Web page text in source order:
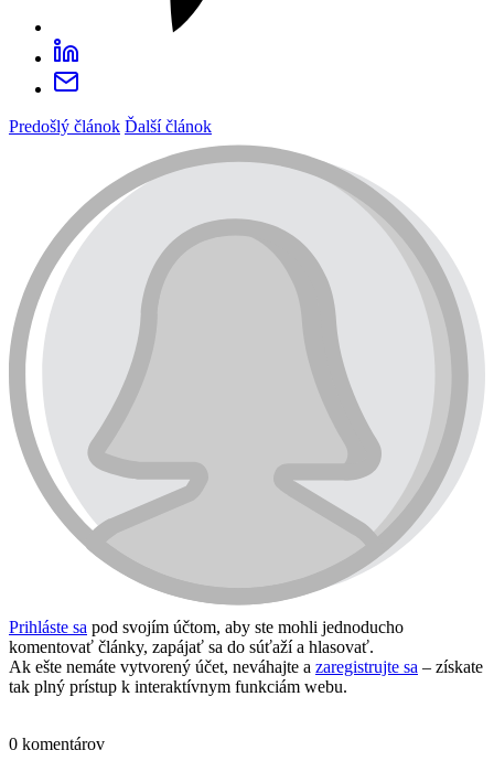
Predošlý článok Ďalší článok
Prihláste sa pod svojím účtom, aby ste mohli jednoducho
komentovať články, zapájať sa do súťaží a hlasovať.
Ak ešte nemáte vytvorený účet, neváhajte a zaregistrujte sa – získate
tak plný prístup k interaktívnym funkciám webu.
0 komentárov